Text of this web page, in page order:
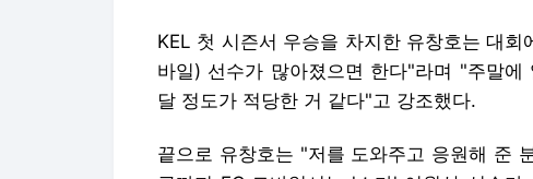
KEL 첫 시즌서 우승을 차지한 유창호는 대
바일) 선수가 많아졌으면 한다"라며 "주말
달 정도가 적당한 거 같다"고 강조했다.
끝으로 유창호는 "저를 도와주고 응원해 준